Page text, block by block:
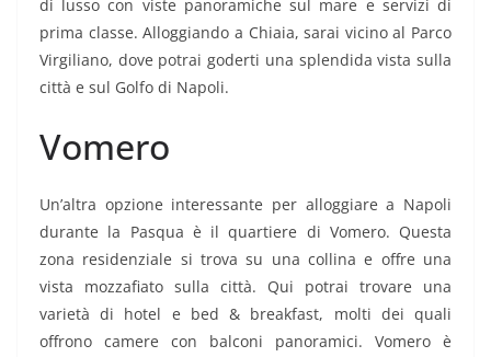
di lusso con viste panoramiche sul mare e servizi di
prima classe. Alloggiando a Chiaia, sarai vicino al Parco
Virgiliano, dove potrai goderti una splendida vista sulla
città e sul Golfo di Napoli.
Vomero
Un’altra opzione interessante per alloggiare a Napoli
durante la Pasqua è il quartiere di Vomero. Questa
zona residenziale si trova su una collina e offre una
vista mozzafiato sulla città. Qui potrai trovare una
varietà di hotel e bed & breakfast, molti dei quali
offrono camere con balconi panoramici. Vomero è